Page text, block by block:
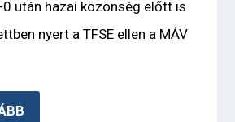
után hazai közönség előtt is
nyert a TFSE ellen a MÁV